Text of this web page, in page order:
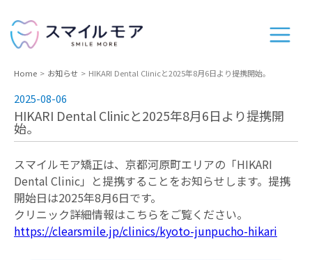
Home お知らせ HIKARI Dental Clinicと2025年8月6日より提携開始。
2025-08-06
HIKARI Dental Clinicと2025年8月6日より提携開
始。
スマイルモア矯正は、京都河原町エリアの「HIKARI
Dental Clinic」と提携することをお知らせします。提携
開始日は2025年8月6日です。
クリニック詳細情報はこちらをご覧ください。
https://clearsmile.jp/clinics/kyoto-junpucho-hikari